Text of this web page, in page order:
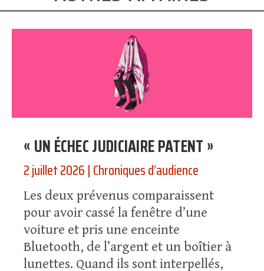
« UN ÉCHEC JUDICIAIRE PATENT »
2 juillet 2026|Chroniques d’audience
Les deux prévenus comparaissent
pour avoir cassé la fenêtre d’une
voiture et pris une enceinte
Bluetooth, de l’argent et un boîtier à
lunettes. Quand ils sont interpellés,